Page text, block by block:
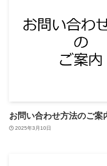
お問い合わせ方法のご案
2025年3月10日